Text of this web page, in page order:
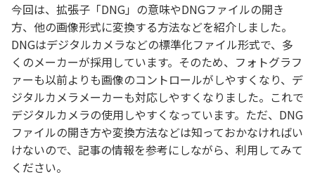
今回は、拡張子「DNG」の意味やDNGファイルの開き
方、他の画像形式に変換する方法などを紹介しました。
DNGはデジタルカメラなどの標準化ファイル形式で、多
くのメーカーが採用しています。そのため、フォトグラフ
ァーも以前よりも画像のコントロールがしやすくなり、デ
ジタルカメラメーカーも対応しやすくなりました。これで
デジタルカメラの使用しやすくなっています。ただ、DNG
ファイルの開き方や変換方法などは知っておかなければい
けないので、記事の情報を参考にしながら、利用してみて
ください。